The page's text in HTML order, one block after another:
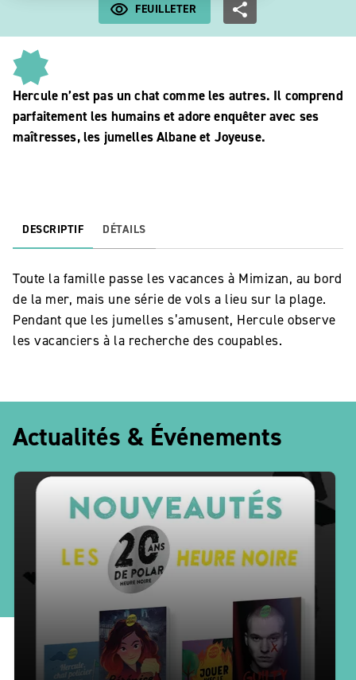
FEUILLETER
Hercule n’est pas un chat comme les autres. Il comprend
parfaitement les humains et adore enquêter avec ses
maîtresses, les jumelles Albane et Joyeuse.
DESCRIPTIF DÉTAILS
Toute la famille passe les vacances à Mimizan, au bord
de la mer, mais une série de vols a lieu sur la plage.
Pendant que les jumelles s’amusent, Hercule observe
les vacanciers à la recherche des coupables.
Actualités & Événements